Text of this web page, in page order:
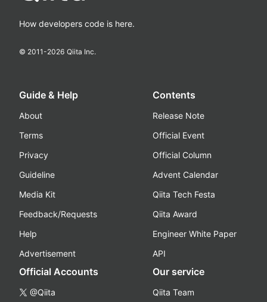
How developers code is here.
© 2011-2026 Qiita Inc.
Guide & Help
About
Terms
Privacy
Guideline
Media Kit
Feedback/Requests
Help
Advertisement
Contents
Release Note
Official Event
Official Column
Advent Calendar
Qiita Tech Festa
Qiita Award
Engineer White Paper
API
Official Accounts
@Qiita
Our service
Qiita Team